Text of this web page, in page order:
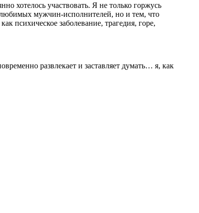
хотелось участвовать. Я не только горжусь
мужчин-исполнителей, но и тем, что
психическое заболевание, трагедия, горе,
развлекает и заставляет думать… я, как